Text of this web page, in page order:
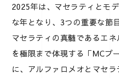
2025年は、マセラティとモ
な年となり、3つの重要な節
マセラティの真髄であるエ
を極限まで体現する「MCプ
に、アルファロメオとマセ